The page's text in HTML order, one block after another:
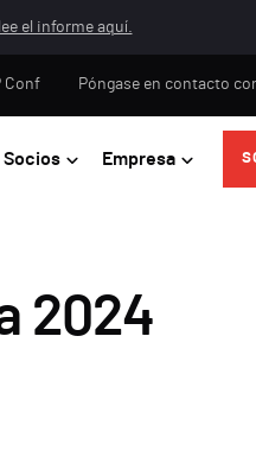
el informe aquí.
Socios Empresa
Conf Póngase en contacto
2024